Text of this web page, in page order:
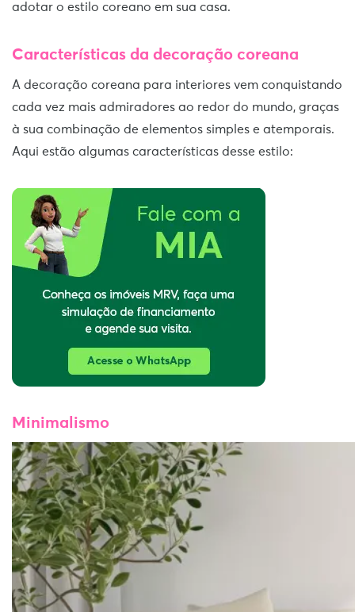
adotar o estilo coreano em sua casa.
Características da decoração coreana
A decoração coreana para interiores vem conquistando
cada vez mais admiradores ao redor do mundo, graças
à sua combinação de elementos simples e atemporais.
Aqui estão algumas características desse estilo:
Minimalismo